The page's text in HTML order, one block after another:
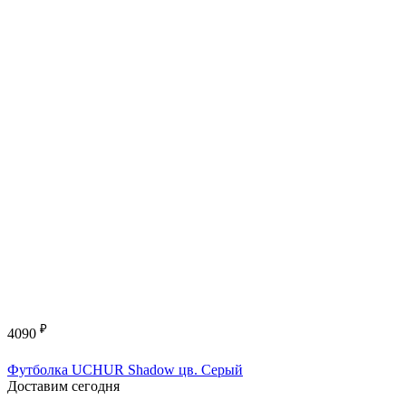
4090 ₽
Футболка UCHUR Shadow цв. Серый
Доставим сегодня